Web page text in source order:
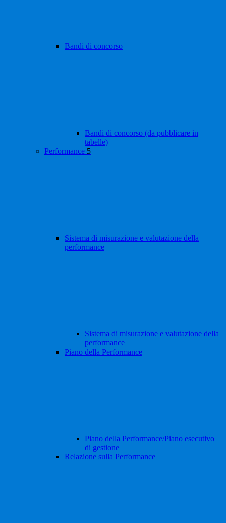
Bandi di concorso
Bandi di concorso (da pubblicare in
tabelle)
Performance 5
Sistema di misurazione e valutazione della
performance
Sistema di misurazione e valutazione della
performance
Piano della Performance
Piano della Performance/Piano esecutivo
di gestione
Relazione sulla Performance